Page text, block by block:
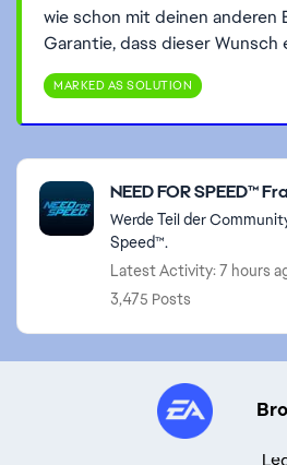
wie schon mit deinen
Garantie, dass dieser Wunsch
MARKED AS SOLUTION
Featured Places
NEED FOR SPEED™
Werde Teil der
Speed™.
Latest Activity: 7 hours
3,475 Posts